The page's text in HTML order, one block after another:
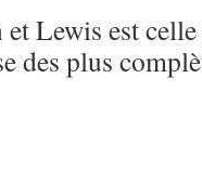
Lewis est
des plus